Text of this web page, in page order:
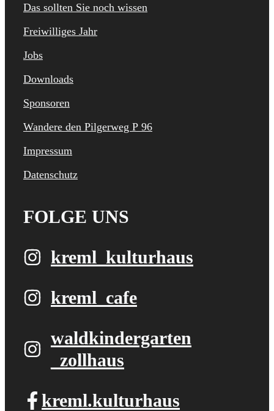
Das sollten Sie noch wissen
Freiwilliges Jahr
Jobs
Downloads
Sponsoren
Wandere den Pilgerweg P 96
Impressum
Datenschutz
FOLGE UNS
kreml_kulturhaus
kreml_cafe
waldkindergarten​
_zollhaus
kreml.kulturhaus